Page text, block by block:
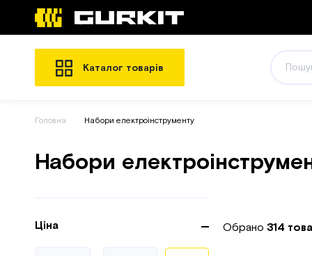
Каталог товарів
Головна Набори електроінструменту
Набори
Ціна Обрано 314